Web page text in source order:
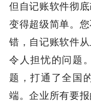
但自记账软件彻
变得超级简单。
错，自记账软件
令人担忧的问题
题，打通了全国
端。企业所有要